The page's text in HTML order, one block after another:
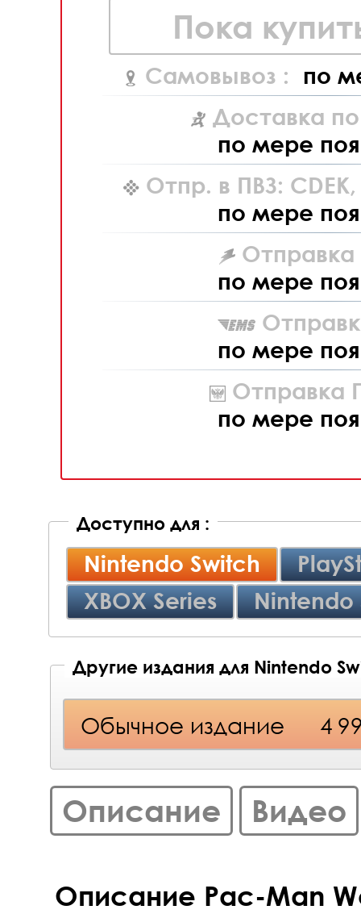
Пока
Самовывоз : по
Доставка
по мере
Отпр. в ПВЗ: CDEK,
по мере
Отправка
по мере
по мере
Отправка
по мере
Доступно для :
Nintendo Switch
XBOX Series
Nintendo
Другие издания для Nintendo
Обычное издание 4
Описание Видео
Описание Pac-Man